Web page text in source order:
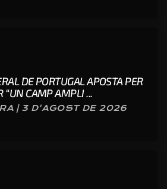
DE PORTUGAL APOSTA PER
“UN CAMP AMPLI ...
| 3 D'AGOST DE 2026